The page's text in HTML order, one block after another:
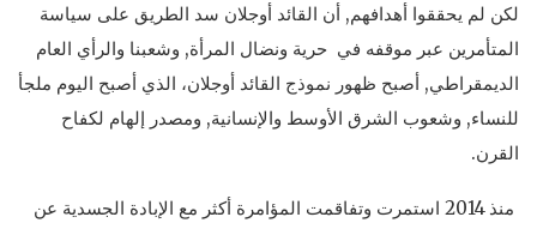
لكن لم يحققوا أهدافهم, أن القائد أوجلان سد الطريق على سياسة
المتأمرين عبر موقفه في حرية ونضال المرأة, وشعبنا والرأي العام
الديمقراطي, أصبح ظهور نموذج القائد أوجلان، الذي أصبح اليوم ملجأ
للنساء, وشعوب الشرق الأوسط والإنسانية, ومصدر إلهام لكفاح
القرن.
منذ 2014 استمرت وتفاقمت المؤامرة أكثر مع الإبادة الجسدية عن